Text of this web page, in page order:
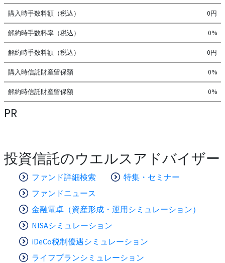
購入時手数料額（税込） 0円
解約時手数料率（税込） 0%
解約時手数料額（税込） 0円
購入時信託財産留保額 0%
解約時信託財産留保額 0%
PR
投資信託のウエルスアドバイザー
ファンド詳細検索
特集・セミナー
ファンドニュース
金融電卓（資産形成・運用シミュレーション）
NISAシミュレーション
iDeCo税制優遇シミュレーション
ライフプランシミュレーション